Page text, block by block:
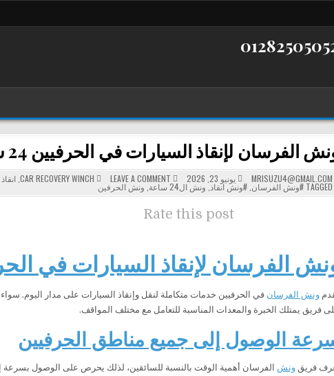
الفرسان لإنقاذ السيارات في الحرفيين 24 ساعة – خدمة سريعة في أي وقت
MRISUZU4@GMAIL.COM يونيو 23, 2026 LEAVE A COMMENT
ON
ونش
الفرسان
سريعة
في
وقت
POSTED
IN
CAR RECOVERY WINCH
,
#ونش الفرسان ,#ونش انقاذ, ونش ال24 ساعة ونش الحرفين
Rate this post
الفرسان لإنقاذ السيارات في الحرفيين
ونش الفرسان في الحرفيين خدمات متكاملة لنقل وإنقاذ السيارات على مدار اليوم.
فريق يمتلك الخبرة والمعدات المناسبة للتعامل مع مختلف المواقف.
الوصول إلى جميع مناطق الحرفيين
فريقونش الفرسان أهمية الوقت بالنسبة للسائقين، لذلك يحرص على الوصول